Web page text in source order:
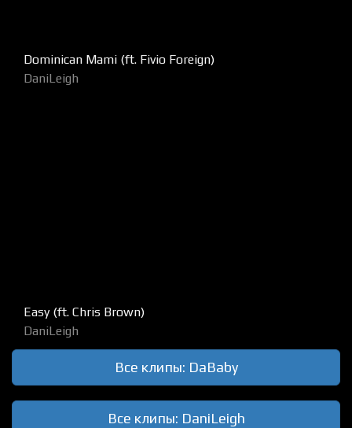
Dominican Mami (ft. Fivio Foreign)
DaniLeigh
Easy (ft. Chris Brown)
DaniLeigh
Все клипы: DaBaby
Все клипы: DaniLeigh